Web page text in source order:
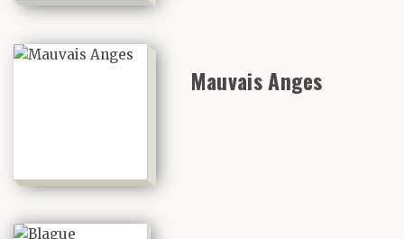
Mauvais Anges